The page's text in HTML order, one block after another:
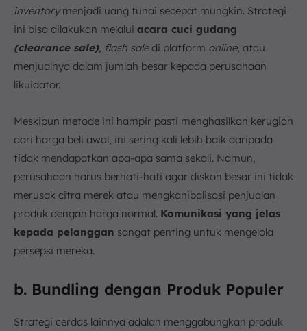
inventorymenjadi uang tunai secepat mungkin. Strategi
ini bisa dilakukan melalui acara cuci gudang
(clearance sale), flash saledi platform online, atau
menjualnya dalam jumlah besar kepada perusahaan
likuidator.
Meskipun metode ini hampir pasti menghasilkan kerugian
dari harga beli awal, ini sering kali lebih baik daripada
tidak mendapatkan apa-apa sama sekali. Namun,
perusahaan harus berhati-hati agar diskon besar ini tidak
merusak citra merek atau mengkanibalisasi penjualan
produk dengan harga normal. Komunikasi yang jelas
kepada pelanggan sangat penting untuk mengelola
persepsi mereka.
b. Bundling dengan Produk Populer
Strategi cerdas lainnya adalah menggabungkan produk